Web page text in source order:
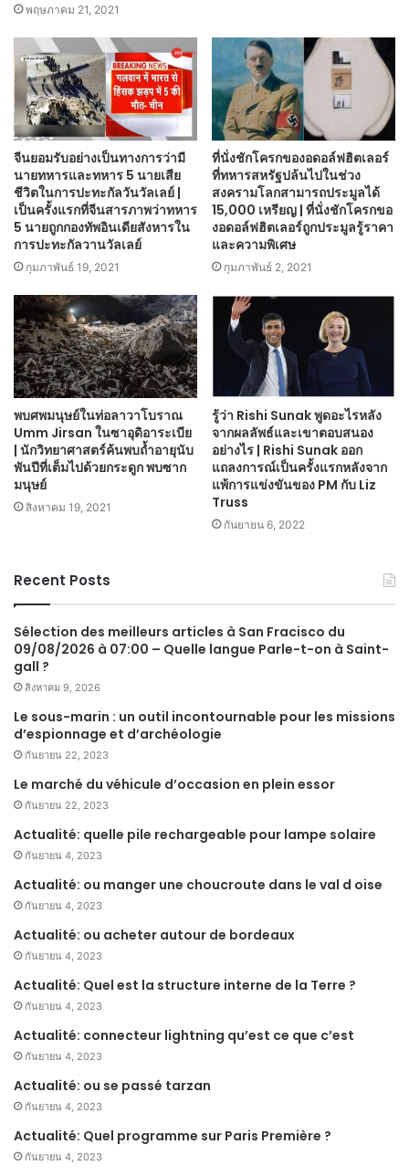
พฤษภาคม 21, 2021
จีนยอมรับอย่างเป็นทางการว่ามี
นายทหารและทหาร 5 นายเสีย
ชีวิตในการปะทะกัลวันวัลเลย์ |
เป็นครั้งแรกที่จีนสารภาพว่าทหาร
5 นายถูกกองทัพอินเดียสังหารใน
การปะทะกัลวานวัลเลย์
กุมภาพันธ์ 19, 2021
ที่นั่งชักโครกของอดอล์ฟฮิตเลอร์
ที่ทหารสหรัฐปล้นไปในช่วง
สงครามโลกสามารถประมูลได้
15,000 เหรียญ | ที่นั่งชักโครกขอ
งอดอล์ฟฮิตเลอร์ถูกประมูลรู้ราคา
และความพิเศษ
กุมภาพันธ์ 2, 2021
พบศพมนุษย์ในท่อลาวาโบราณ
Umm Jirsan ในซาอุดิอาระเบีย
| นักวิทยาศาสตร์ค้นพบถ้ำอายุนับ
พันปีที่เต็มไปด้วยกระดูก พบซาก
มนุษย์
สิงหาคม 19, 2021
รู้ว่า Rishi Sunak พูดอะไรหลัง
จากผลลัพธ์และเขาตอบสนอง
อย่างไร | Rishi Sunak ออก
แถลงการณ์เป็นครั้งแรกหลังจาก
แพ้การแข่งขันของ PM กับ Liz
Truss
กันยายน 6, 2022
Recent Posts
Sélection des meilleurs articles à San Fracisco du
09/08/2026 à 07:00 – Quelle langue Parle-t-on à Saint-
gall ?
สิงหาคม 9, 2026
Le sous-marin : un outil incontournable pour les missions
d’espionnage et d’archéologie
กันยายน 22, 2023
Le marché du véhicule d’occasion en plein essor
กันยายน 22, 2023
Actualité: quelle pile rechargeable pour lampe solaire
กันยายน 4, 2023
Actualité: ou manger une choucroute dans le val d oise
กันยายน 4, 2023
Actualité: ou acheter autour de bordeaux
กันยายน 4, 2023
Actualité: Quel est la structure interne de la Terre ?
กันยายน 4, 2023
Actualité: connecteur lightning qu’est ce que c’est
กันยายน 4, 2023
Actualité: ou se passé tarzan
กันยายน 4, 2023
Actualité: Quel programme sur Paris Première ?
กันยายน 4, 2023